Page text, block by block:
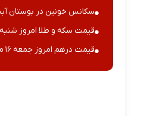
سکانس خونین در بوستان
قیمت سکه و طلا امروز شنبه ۱۷ مرداد ۱۴۰۵
قیمت درهم امروز جمعه ۱۶ مرداد ۱۴۰۵/ درهم امارات امروز چند؟